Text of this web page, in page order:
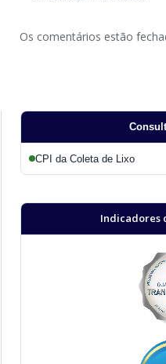
Os comentários estão
CPI da Coleta de Lixo
Indicadores